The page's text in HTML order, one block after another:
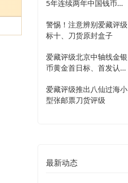
5年连续两年中国钱币评
警惕！注意辨别爱藏评级
标十、刀货原封盒子
爱藏评级北京中轴线金银
币黄金首日标、首发认证
爱藏评级推出八仙过海小
型张邮票刀货评级
最新动态